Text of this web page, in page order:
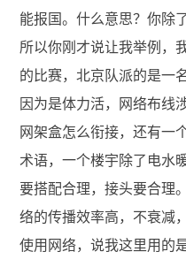
能报国。什么意思？你除
所以你刚才说让我举例，
的比赛，北京队派的是一
因为是体力活，网络布线
网架盒怎么衔接，还有一
术语，一个楼宇除了电水
要搭配合理，接头要合理
络的传播效率高，不衰减
使用网络，说我这里用的